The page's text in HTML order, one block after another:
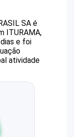
SA é
ITURAMA,
e foi
atividade